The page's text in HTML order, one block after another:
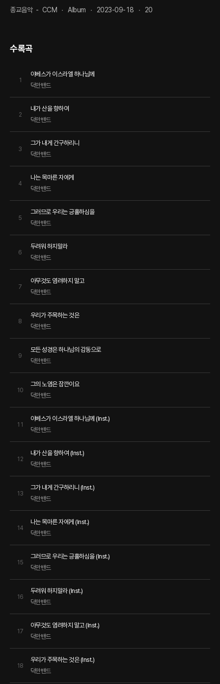
종교음악- CCM Album 2023-09-18 20
수록곡
1
야베스가 이스라엘 하나님께
덕만밴드
2
내가 산을 향하여
덕만밴드
3
그가 내게 간구하리니
덕만밴드
4
나는 목마른 자에게
덕만밴드
5
그러므로 우리는 긍휼하심을
덕만밴드
6
두려워 하지말라
덕만밴드
7
아무것도 염려하지 말고
덕만밴드
8
우리가 주목하는 것은
덕만밴드
9
모든 성경은 하나님의 감동으로
덕만밴드
10
그의 노염은 잠깐이요
덕만밴드
11
야베스가 이스라엘 하나님께 (Inst.)
덕만밴드
12
내가 산을 향하여 (Inst.)
덕만밴드
13
그가 내게 간구하리니 (Inst.)
덕만밴드
14
나는 목마른 자에게 (Inst.)
덕만밴드
15
그러므로 우리는 긍휼하심을 (Inst.)
덕만밴드
16
두려워 하지말라 (Inst.)
덕만밴드
17
아무것도 염려하지 말고 (Inst.)
덕만밴드
18
우리가 주목하는 것은 (Inst.)
덕만밴드